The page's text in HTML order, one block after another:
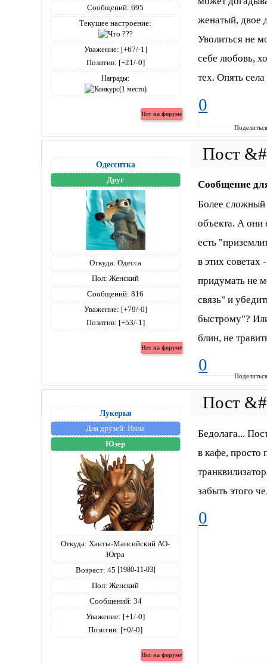
Сообщений: 695
Текущее настроение:
Уважение: [+67/-1]
Позитив: [+21/-0]
Награды:
женатый, двое
Уволиться не
себе любовь,
тех. Опять
0
Одесситка
Друг
Откуда: Одесса
Пол: Женский
Сообщений: 816
Уважение: [+79/-0]
Позитив: [+53/-1]
Сообщение
Более сложный
объекта. А они
есть
в этих
придумать не
связь" и
быстрому"?
блин, не
0
Лукерья
Для друзей: Инна
Юзер
Откуда: Ханты-Мансийский АО-
Югра
Возраст: 45 [1980-11-03]
Пол: Женский
Сообщений: 34
Уважение: [+1/-0]
Позитив: [+0/-0]
Бедолага...
в кафе, просто
забыть этого
0